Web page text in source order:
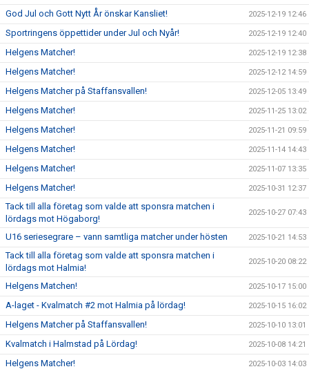
God Jul och Gott Nytt År önskar Kansliet! 2025-12-19 12:46
Sportringens öppettider under Jul och Nyår! 2025-12-19 12:40
Helgens Matcher! 2025-12-19 12:38
Helgens Matcher! 2025-12-12 14:59
Helgens Matcher på Staffansvallen! 2025-12-05 13:49
Helgens Matcher! 2025-11-25 13:02
Helgens Matcher! 2025-11-21 09:59
Helgens Matcher! 2025-11-14 14:43
Helgens Matcher! 2025-11-07 13:35
Helgens Matcher! 2025-10-31 12:37
Tack till alla företag som valde att sponsra matchen i
lördags mot Högaborg!
2025-10-27 07:43
U16 seriesegrare – vann samtliga matcher under hösten 2025-10-21 14:53
Tack till alla företag som valde att sponsra matchen i
lördags mot Halmia!
2025-10-20 08:22
Helgens Matchen! 2025-10-17 15:00
A-laget - Kvalmatch #2 mot Halmia på lördag! 2025-10-15 16:02
Helgens Matcher på Staffansvallen! 2025-10-10 13:01
Kvalmatch i Halmstad på Lördag! 2025-10-08 14:21
Helgens Matcher! 2025-10-03 14:03